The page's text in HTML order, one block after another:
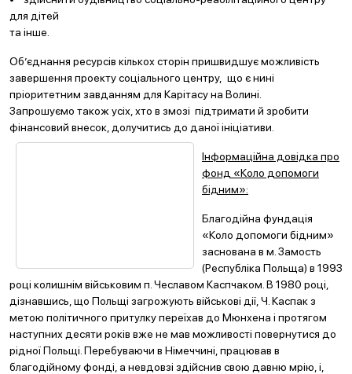
для дітей
та інше.
Об’єднання ресурсів кількох сторін пришвидшує можливість
завершення проекту соціального центру, що є нині
пріоритетним завданням для Карітасу на Волині.
Запрошуємо також усіх, хто в змозі підтримати й зробити
фінансовий внесок, долучитись до даної ініціативи.
Інформаційна довідка про
фонд «Коло допомоги
бідним»:
Благодійна фундація
«Коло допомоги бідним»
заснована в м. Замость
(Республіка Польща) в 1993
році колишнім військовим п. Чеславом Каспчаком. В 1980 році,
дізнавшись, що Польщі загрожують військові дії, Ч. Каспак з
метою політичного притулку переїхав до Мюнхена і протягом
наступних десяти років вже не мав можливості повернутися до
рідної Польщі. Перебуваючи в Німеччині, працював в
благодійному фонді, а невдовзі здійснив свою давню мрію, і,